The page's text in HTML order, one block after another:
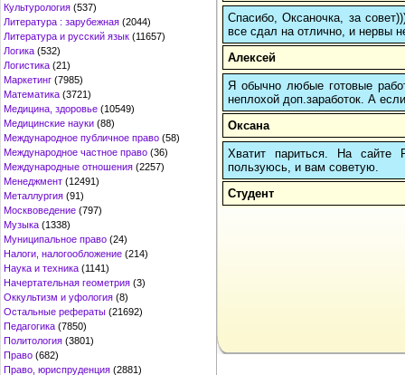
Культурология (537)
Литература : зарубежная (2044)
Литература и русский язык (11657)
Логика (532)
Логистика (21)
Маркетинг (7985)
Математика (3721)
Медицина, здоровье (10549)
Медицинские науки (88)
Международное публичное право (58)
Международное частное право (36)
Международные отношения (2257)
Менеджмент (12491)
Металлургия (91)
Москвоведение (797)
Музыка (1338)
Муниципальное право (24)
Налоги, налогообложение (214)
Наука и техника (1141)
Начертательная геометрия (3)
Оккультизм и уфология (8)
Остальные рефераты (21692)
Педагогика (7850)
Политология (3801)
Право (682)
Право, юриспруденция (2881)
Спасибо, Оксаночка, за
все сдал на отлично, и нервы
Алексей
Я обычно любые готовые
неплохой доп.заработок. А
Оксана
Хватит париться. На
пользуюсь, и вам советую.
Студент